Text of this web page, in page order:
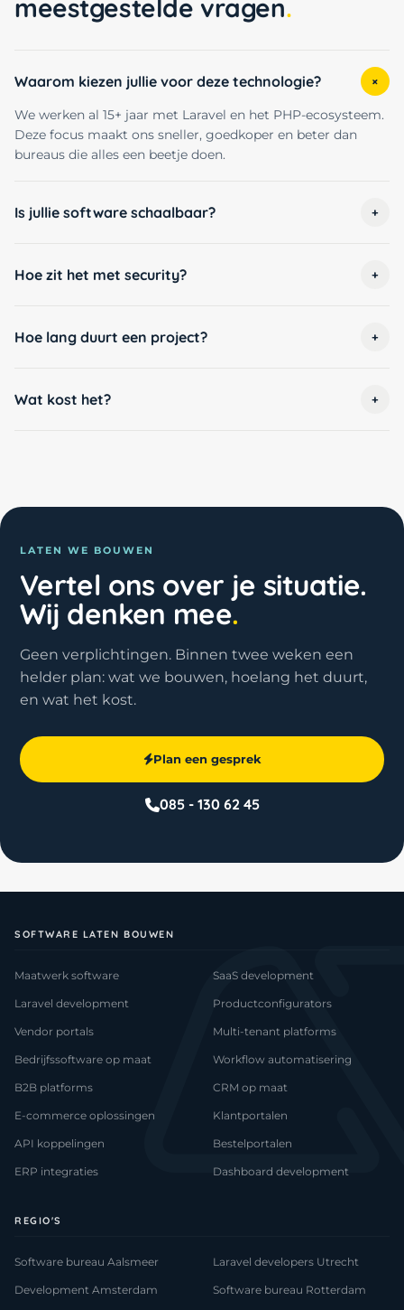
meestgestelde vragen
Waarom kiezen jullie voor deze technologie? +
We werken al 15+ jaar met Laravel en het PHP-ecosysteem.
Deze focus maakt ons sneller, goedkoper en beter dan
bureaus die alles een beetje doen.
Is jullie software schaalbaar? +
Hoe zit het met security? +
Hoe lang duurt een project? +
Wat kost het? +
LATEN WE BOUWEN
Vertel ons over je situatie.
Wij denken mee.
Geen verplichtingen. Binnen twee weken een
helder plan: wat we bouwen, hoelang het duurt,
en wat het kost.
Plan een gesprek
085 - 130 62 45
SOFTWARE LATEN BOUWEN
Maatwerk software
Laravel development
Vendor portals
Bedrijfssoftware op maat
B2B platforms
E-commerce oplossingen
API koppelingen
ERP integraties
SaaS development
Productconfigurators
Multi-tenant platforms
Workflow automatisering
CRM op maat
Klantportalen
Bestelportalen
Dashboard development
REGIO'S
Software bureau Aalsmeer
Development Amsterdam
Laravel developers Utrecht
Software bureau Rotterdam